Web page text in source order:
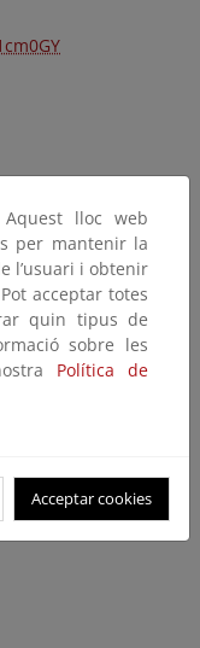
lloc web
per mantenir la
l’usuari i obtenir
acceptar totes
quin tipus de
sobre les
Política de
Acceptar cookies